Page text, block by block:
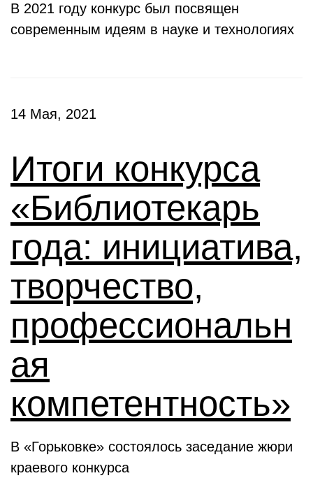
В 2021 году конкурс был посвящен
современным идеям в науке и технологиях
14 Мая, 2021
Итоги конкурса
«Библиотекарь
года: инициатива,
творчество,
профессиональн
ая
компетентность»
В «Горьковке» состоялось заседание жюри
краевого конкурса